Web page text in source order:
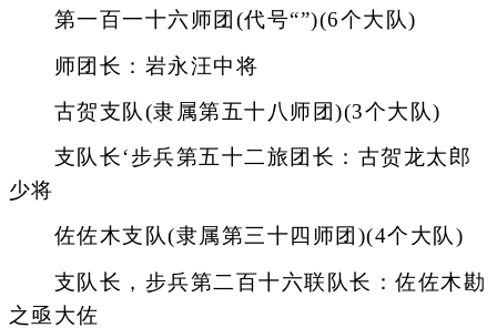
第一百一十六师团(代号“”)(6个大队)
师团长：岩永汪中将
古贺支队(隶属第五十八师团)(3个大队)
支队长‘步兵第五十二旅团长：古贺龙太郎
少将
佐佐木支队(隶属第三十四师团)(4个大队)
支队长，步兵第二百十六联队长：佐佐木勘
之亟大佐